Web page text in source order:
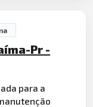
Pr -
para a